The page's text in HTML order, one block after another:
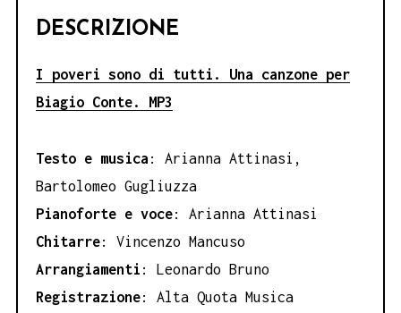
DESCRIZIONE
I poveri sono di tutti. Una canzone per
Biagio Conte. MP3
Testo e musica : Arianna Attinasi,
Bartolomeo Gugliuzza
Pianoforte e voce: Arianna Attinasi
Chitarre: Vincenzo Mancuso
Arrangiamenti : Leonardo Bruno
Registrazione: Alta Quota Musica